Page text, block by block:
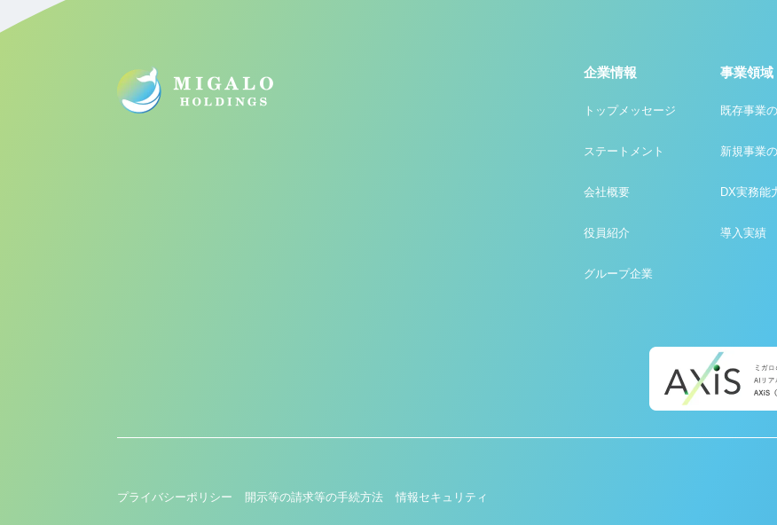
企業情報
トップメッセージ
ステートメント
会社概要
役員紹介
グループ企業
事業領域
既存事業
新規事業
DX実務能
導入実績
プライバシーポリシー 開示等の請求等の手続方法 情報セキュリティ